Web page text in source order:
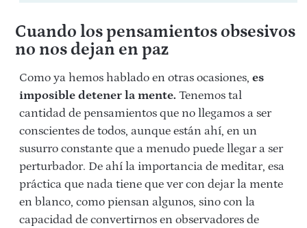
Cuando los pensamientos obsesivos
no nos dejan en paz
Como ya hemos hablado en otras ocasiones, es
imposible detener la mente. Tenemos tal
cantidad de pensamientos que no llegamos a ser
conscientes de todos, aunque están ahí, en un
susurro constante que a menudo puede llegar a ser
perturbador. De ahí la importancia de meditar, esa
práctica que nada tiene que ver con dejar la mente
en blanco, como piensan algunos, sino con la
capacidad de convertirnos en observadores de